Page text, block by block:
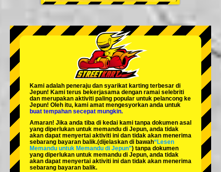
Soalan Lazim
Syarikat Tempahan
Tukar Kedai
Tokyo Shinagawa Tokyo Akihabara#1
Tokyo Akihabara#2
Tokyo Shibuya Annex Tokyo Bay
Tokyo Asakusa Osaka
Okinawa
Kami adalah peneraju dan syarikat karting terbesar di
Jepun! Kami terus bekerjasama dengan ramai selebriti
dan merupakan aktiviti paling popular untuk pelancong ke
Jepun! Oleh itu, kami amat mengesyorkan anda untuk
buat tempahan secepat mungkin.
Amaran! Jika anda tiba di kedai kami tanpa dokumen asal
yang diperlukan untuk memandu di Jepun, anda tidak
akan dapat menyertai aktiviti ini dan tidak akan menerima
sebarang bayaran balik.(dijelaskan di bawah“Lesen
Memandu untuk Memandu di Jepun”) tanpa dokumen
yang diperlukan untuk memandu di Jepun, anda tidak
akan dapat menyertai aktiviti ini dan tidak akan menerima
sebarang bayaran balik.